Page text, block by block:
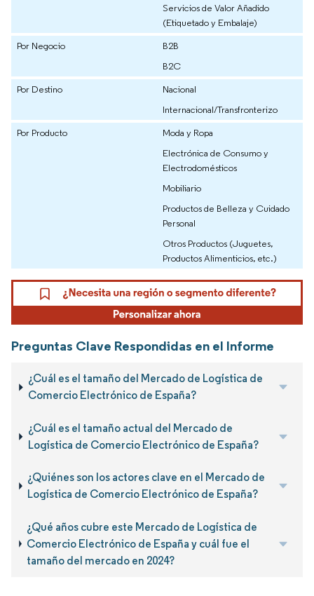
Servicios de Valor Añadido
(Etiquetado y Embalaje)
Por Negocio
B2B
B2C
Por Destino
Nacional
Internacional/Transfronterizo
Por Producto
Moda y Ropa
Electrónica de Consumo y
Electrodomésticos
Mobiliario
Productos de Belleza y Cuidado
Personal
Otros Productos (Juguetes,
Productos Alimenticios, etc.)
Preguntas Clave Respondidas en el Informe
¿Cuál es el tamaño del Mercado de Logística de
Comercio Electrónico de España?
¿Cuál es el tamaño actual del Mercado de
Logística de Comercio Electrónico de España?
¿Quiénes son los actores clave en el Mercado de
Logística de Comercio Electrónico de España?
¿Qué años cubre este Mercado de Logística de
Comercio Electrónico de España y cuál fue el
tamaño del mercado en 2024?